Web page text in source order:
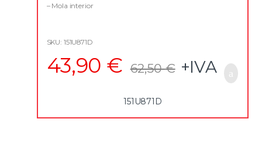
– Mola interior
SKU: 151U871D
43,90 € 62,50€ +IVA
151U871D